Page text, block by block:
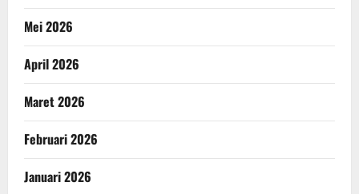
Mei 2026
April 2026
Maret 2026
Februari 2026
Januari 2026